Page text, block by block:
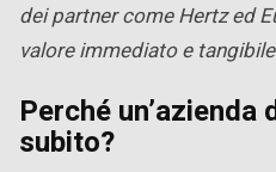
dei partner come Hertz ed
valore immediato e
Perché
subito?